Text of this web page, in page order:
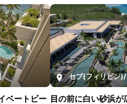
ベートビー
セブ(フィリピン)/
目の前に白い砂浜